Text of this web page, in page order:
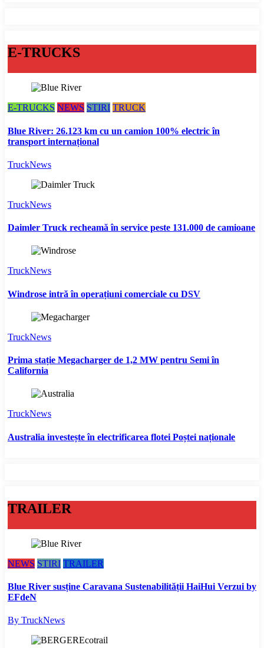
E-TRUCKS
E-TRUCKS NEWS STIRI TRUCK
Blue River: 26.123 km cu un camion 100% electric în
transport internațional
TruckNews
TruckNews
Daimler Truck recheamă în service peste 131.000 de camioane
TruckNews
Windrose intră în operațiuni comerciale cu DSV
TruckNews
Prima stație Megacharger de 1,2 MW pentru Semi în
California
TruckNews
Australia investește în electrificarea flotei Poștei naționale
TRAILER
NEWS STIRI TRAILER
Blue River susține Caravana Sustenabilității HaiHui Verzui by
EFdeN
By TruckNews